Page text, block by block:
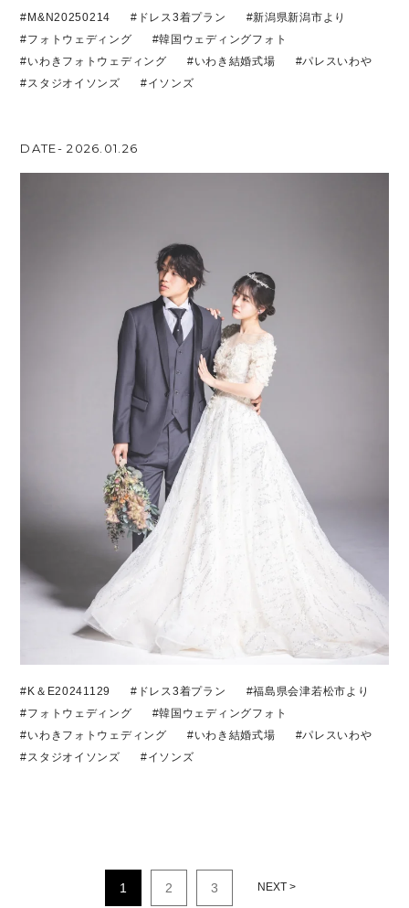
#M&N20250214 #ドレス3着プラン
#新潟県新潟市より
#フォトウェディング
#韓国ウェディングフォト
#いわきフォトウェディング
#いわき結婚式場
#パレスいわや
#スタジオイソンズ
#イソンズ
DATE- 2026.01.26
#K＆E20241129 #ドレス3着プラン
#福島県会津若松市より
#フォトウェディング
#韓国ウェディングフォト
#いわきフォトウェディング
#いわき結婚式場
#パレスいわや
#スタジオイソンズ
#イソンズ
1 2 3 NEXT >